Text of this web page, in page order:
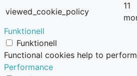
viewed_cookie_policy
11
Funktionell
Funktionell
Functional cookies help to
Performance